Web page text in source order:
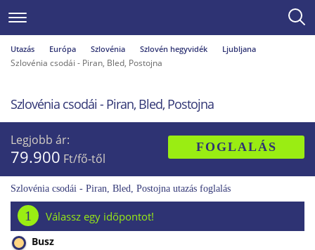
Utazás Európa Szlovénia Szlovén hegyvidék Ljubljana
Szlovénia csodái - Piran, Bled, Postojna
Szlovénia csodái - Piran, Bled, Postojna
Legjobb ár:
79.900 Ft/fő-től
FOGLALÁS
Szlovénia csodái - Piran, Bled, Postojna utazás foglalás
1 Válassz egy időpontot!
Busz